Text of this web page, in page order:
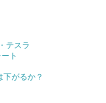
テスラ
ト
下がるか？